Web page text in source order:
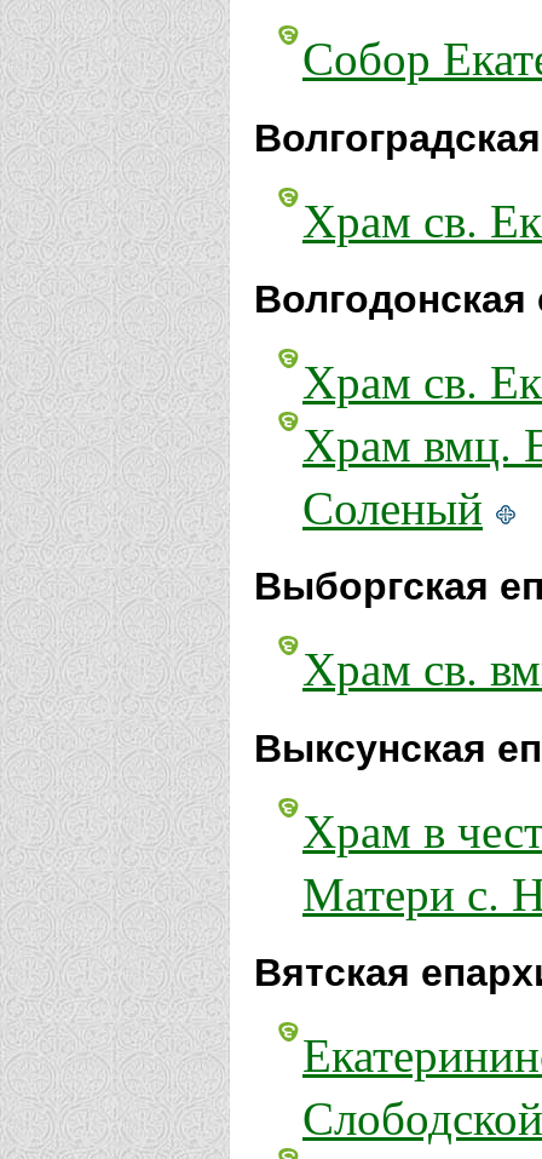
Собор
Храм св.
Волгодонская
Храм св.
Храм вмц.
Соленый
Выборгская
Храм св.
Выксунская
Храм в
Матери с.
Вятская
Слободской